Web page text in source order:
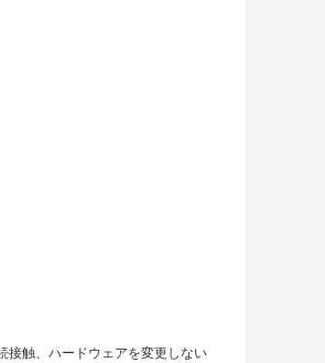
接触、ハードウェアを変更しない